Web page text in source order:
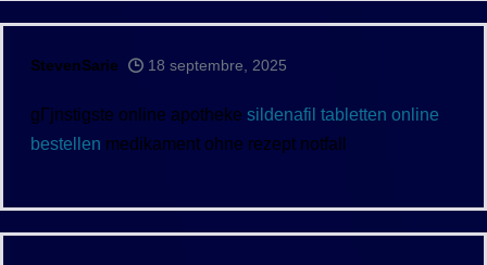
StevenSarie 18 septembre, 2025
gГјnstigste online apotheke sildenafil tabletten online
bestellen medikament ohne rezept notfall